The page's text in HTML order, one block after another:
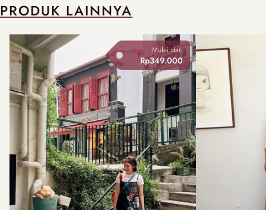
PRODUK LAINNYA
Mulai dari
Rp349.000